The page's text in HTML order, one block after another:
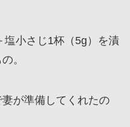
塩小さじ1杯（5g）を漬
。
が準備してくれたの